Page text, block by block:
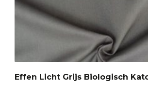
Effen Licht Grijs Biologisch